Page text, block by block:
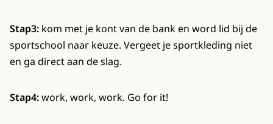
Stap3: kom met je kont van de bank en word lid bij de
sportschool naar keuze. Vergeet je sportkleding niet
en ga direct aan de slag.
Stap4:work, work, work. Go for it!